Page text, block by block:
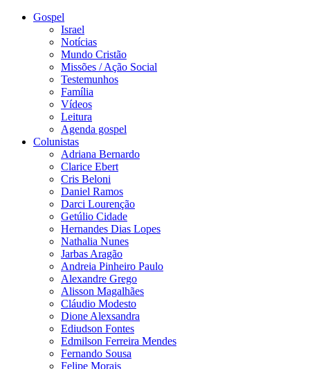
Gospel
Israel
Notícias
Mundo Cristão
Missões / Ação Social
Testemunhos
Família
Vídeos
Leitura
Agenda gospel
Colunistas
Adriana Bernardo
Clarice Ebert
Cris Beloni
Daniel Ramos
Darci Lourenção
Getúlio Cidade
Hernandes Dias Lopes
Nathalia Nunes
Jarbas Aragão
Andreia Pinheiro Paulo
Alexandre Grego
Alisson Magalhães
Cláudio Modesto
Dione Alexsandra
Ediudson Fontes
Edmilson Ferreira Mendes
Fernando Sousa
Felipe Morais